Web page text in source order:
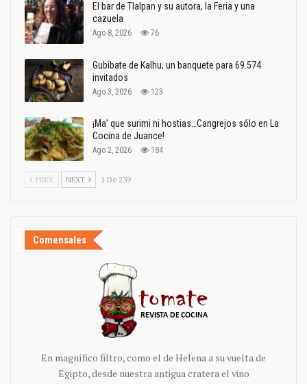
El bar de Tlalpan y su autora, la Feria y una
cazuela
Ago 8, 2026 76
Gubibate de Kalhu, un banquete para 69.574
invitados
Ago 3, 2026 123
¡Ma’ que surimi ni hostias…Cangrejos sólo en La
Cocina de Juance!
Ago 2, 2026 184
PREV NEXT 1 De 239
Comensales
En magnífico filtro, como el de Helena a su vuelta de
Egipto, desde nuestra antigua cratera el vino